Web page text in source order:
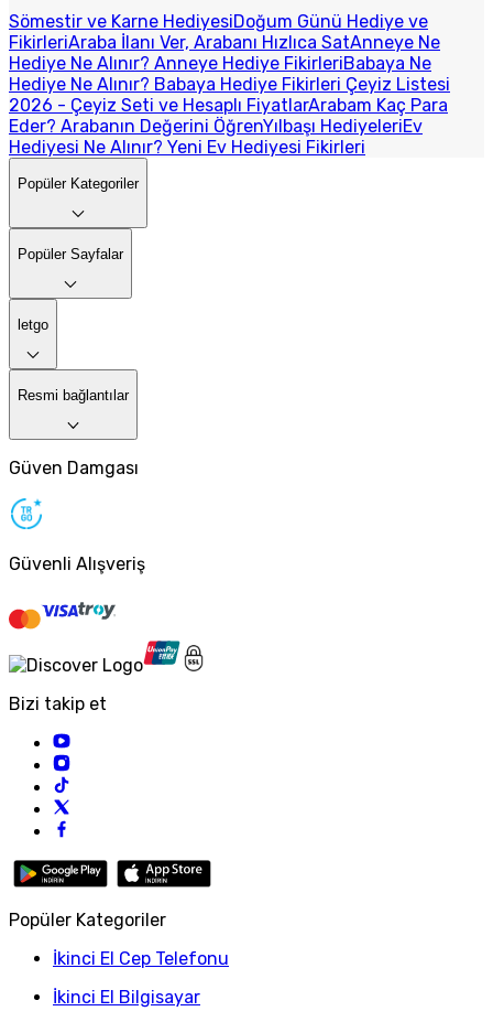
Sömestir ve Karne HediyesiDoğum Günü Hediye ve
FikirleriAraba İlanı Ver, Arabanı Hızlıca SatAnneye Ne
Hediye Ne Alınır? Anneye Hediye FikirleriBabaya Ne
Hediye Ne Alınır? Babaya Hediye Fikirleri Çeyiz Listesi
2026 - Çeyiz Seti ve Hesaplı FiyatlarArabam Kaç Para
Eder? Arabanın Değerini ÖğrenYılbaşı HediyeleriEv
Hediyesi Ne Alınır? Yeni Ev Hediyesi Fikirleri
Popüler Kategoriler
Popüler Sayfalar
letgo
Resmi bağlantılar
Güven Damgası
Güvenli Alışveriş
Bizi takip et
Popüler Kategoriler
İkinci El Cep Telefonu
İkinci El Bilgisayar